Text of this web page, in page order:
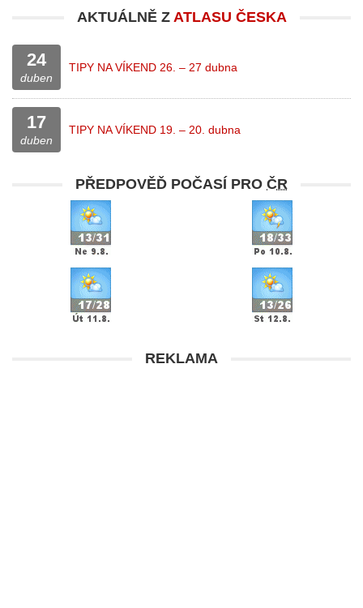
AKTUÁLNĚ Z ATLASU ČESKA
24
duben
TIPY NA VÍKEND 26. – 27 dubna
17
duben
TIPY NA VÍKEND 19. – 20. dubna
PŘEDPOVĚĎ POČASÍ PRO ČR
REKLAMA